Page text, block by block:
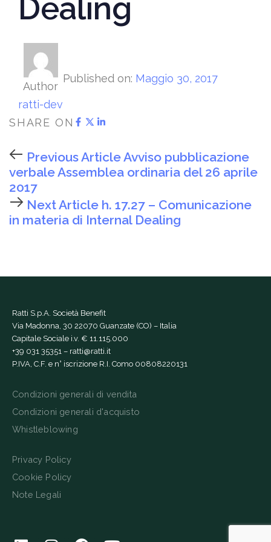
Dealing
Author
ratti-dev
Published on: Maggio 30, 2017
SHARE ON
Previous ArticleAvviso pubblicazione
verbale Assemblea ordinaria del 26 aprile
2017
Next Article h. 17.27 – Comunicazione
in materia di Internal Dealing
Ratti S.p.A. Società Benefit
Via Madonna, 30 22070 Guanzate (CO) – Italia
Capitale Sociale i.v. € 11.115.000
+39 031 35351 – ratti@ratti.it
P.IVA, C.F. e n° iscrizione R.I. Como 00808220131
Condizioni generali di vendita
Condizioni generali d'acquisto
Whistleblowing
Privacy Policy
Cookie Policy
Note Legali